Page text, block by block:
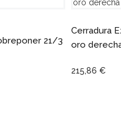
21/3
Cerradura
oro
215,86 €